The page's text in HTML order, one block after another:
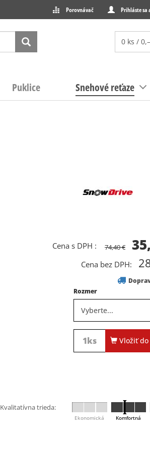
Prihláste sa
Porovnávač
0 ks /
Puklice Snehové reťaze
Cena s DPH : 74,40 €
Cena bez DPH:
Rozmer
Vložiť
Kvalitatívna trieda:
Ekonomická Komfortná